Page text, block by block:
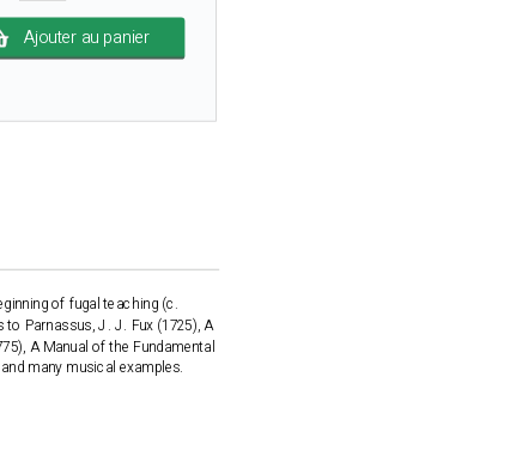
Ajouter au panier
of fugal teaching (c.
Parnassus, J. J. Fux (1725), A
A Manual of the Fundamental
many musical examples.